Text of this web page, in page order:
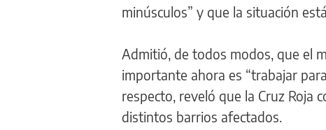
minúsculos” y que la situación
Admitió, de todos modos, que el
importante ahora es “trabajar
respecto, reveló que la Cruz Roja
distintos barrios afectados.